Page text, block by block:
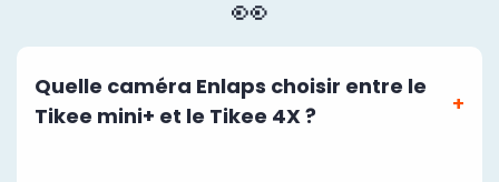
Quelle caméra Enlaps choisir entre le
Tikee mini+ et le Tikee 4X ?